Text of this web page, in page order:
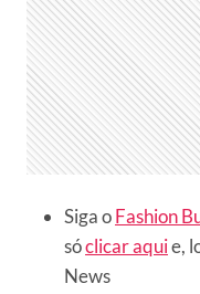
Siga oFashion
sóclicar aquie,
News